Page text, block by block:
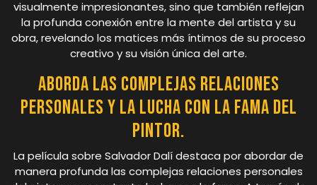
visualmente impresionantes, sino que también reflejan
la profunda conexión entre la mente del artista y su
obra, revelando los matices más íntimos de su proceso
creativo y su visión única del arte.
Aborda las complejas relaciones
personales y la lucha con la fama del
pintor.
La película sobre Salvador Dalí destaca por abordar de
manera profunda las complejas relaciones personales